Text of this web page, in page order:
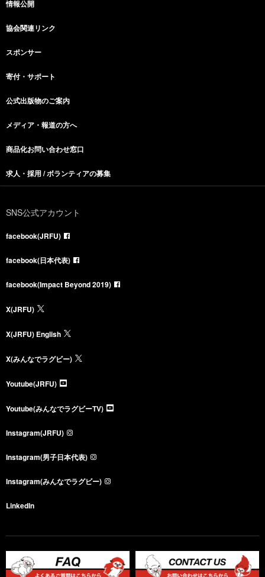
情報公開
協会関連リンク
スポンサー
寄付・サポート
公式出版物のご案内
メディア・報道の方へ
商品化お問い合わせ窓口
求人・採用 / ボランティアの募集
SNS公式アカウント
facebook(JRFU)
facebook(日本代表)
facebook(Impact Beyond 2019)
X(JRFU)
X(JRFU) English
X(みんなでラグビー)
Youtube(JRFU)
Youtube(みんなでラグビーTV)
Instagram(JRFU)
Instagram(男子日本代表)
Instagram(みんなでラグビー)
LinkedIn